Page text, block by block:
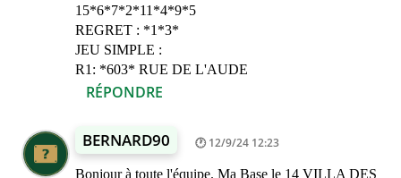
15*6*7*2*11*4*9*5
REGRET : *1*3*
JEU SIMPLE :
R1: *603* RUE DE L'AUDE
RÉPONDRE
BERNARD90 12/9/24 12:23
Bonjour à toute l'équipe. Ma Base le 14 VILLA DES